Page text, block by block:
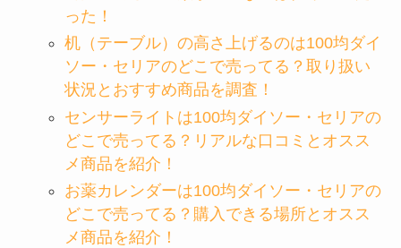
った！
机（テーブル）の高さ上げるのは100均ダイ
ソー・セリアのどこで売ってる？取り扱い
状況とおすすめ商品を調査！
センサーライトは100均ダイソー・セリアの
どこで売ってる？リアルな口コミとオスス
メ商品を紹介！
お薬カレンダーは100均ダイソー・セリアの
どこで売ってる？購入できる場所とオスス
メ商品を紹介！